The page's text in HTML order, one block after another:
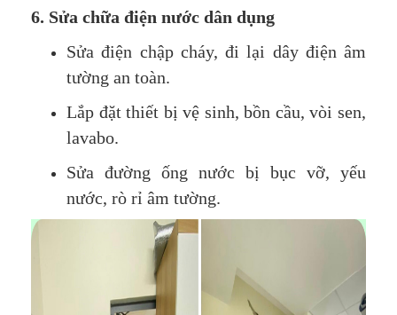
6. Sửa chữa điện nước dân dụng
Sửa điện chập cháy, đi lại dây điện âm
tường an toàn.
Lắp đặt thiết bị vệ sinh, bồn cầu, vòi sen,
lavabo.
Sửa đường ống nước bị bục vỡ, yếu
nước, rò rỉ âm tường.